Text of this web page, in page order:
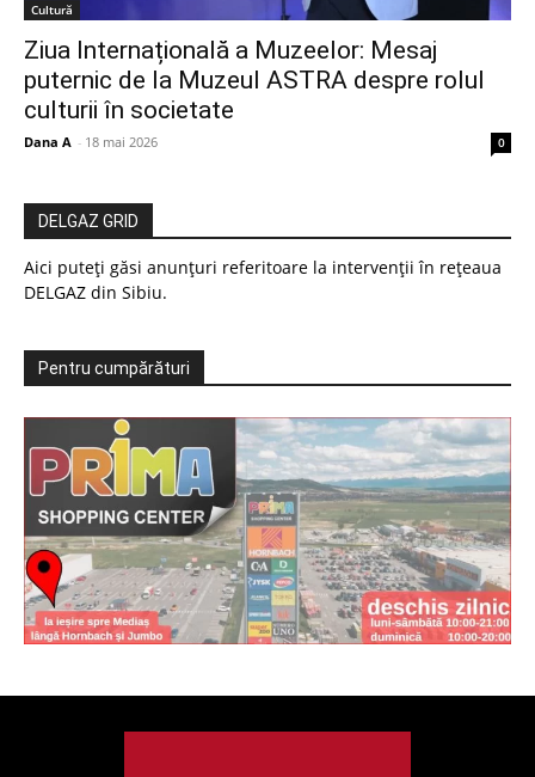
Cultură
Ziua Internațională a Muzeelor: Mesaj
puternic de la Muzeul ASTRA despre rolul
culturii în societate
Dana A - 18 mai 2026 0
DELGAZ GRID
Aici puteți găsi anunțuri referitoare la intervenții în rețeaua
DELGAZ din Sibiu.
Pentru cumpărături